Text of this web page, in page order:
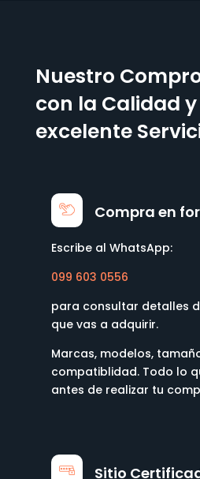
Nuestro
con la Calidad y
excelente
Compra en
Escribe al WhatsApp:
099 603 0556
para consultar detalles
que vas a adquirir.
Marcas, modelos,
compatiblidad. Todo lo
antes de realizar tu
Sitio